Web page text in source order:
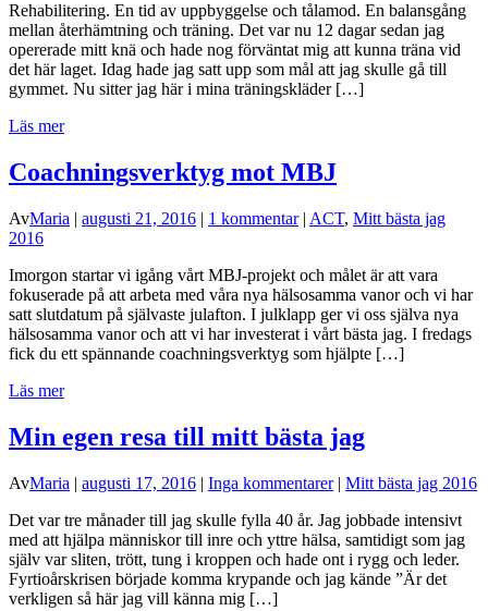
Rehabilitering. En tid av uppbyggelse och tålamod. En balansgång
mellan återhämtning och träning. Det var nu 12 dagar sedan jag
opererade mitt knä och hade nog förväntat mig att kunna träna vid
det här laget. Idag hade jag satt upp som mål att jag skulle gå till
gymmet. Nu sitter jag här i mina träningskläder […]
Läs mer
Coachningsverktyg mot MBJ
AvMaria | augusti 21, 2016 | 1 kommentar| ACT, Mitt bästa jag
2016
Imorgon startar vi igång vårt MBJ-projekt och målet är att vara
fokuserade på att arbeta med våra nya hälsosamma vanor och vi har
satt slutdatum på självaste julafton. I julklapp ger vi oss själva nya
hälsosamma vanor och att vi har investerat i vårt bästa jag. I fredags
fick du ett spännande coachningsverktyg som hjälpte […]
Läs mer
Min egen resa till mitt bästa jag
AvMaria | augusti 17, 2016 | Inga kommentarer| Mitt bästa jag 2016
Det var tre månader till jag skulle fylla 40 år. Jag jobbade intensivt
med att hjälpa människor till inre och yttre hälsa, samtidigt som jag
själv var sliten, trött, tung i kroppen och hade ont i rygg och leder.
Fyrtioårskrisen började komma krypande och jag kände ”Är det
verkligen så här jag vill känna mig […]